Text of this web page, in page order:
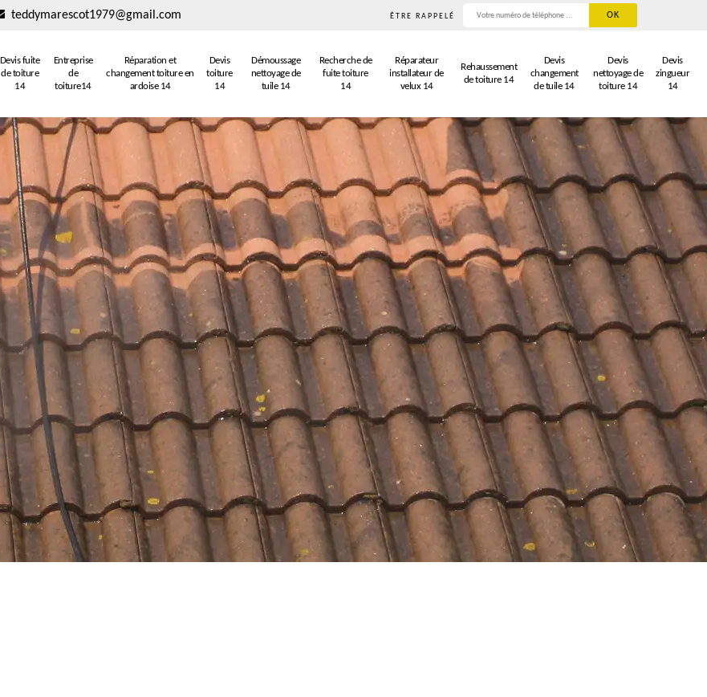
teddymarescot1979@gmail.com ÊTRE RAPPELÉ
Devis fuite
de toiture
14
Entreprise
de
toiture14
Réparation et
changement toiture en
ardoise 14
Devis
toiture
14
Démoussage
nettoyage de
tuile 14
Recherche de
fuite toiture
14
Réparateur
installateur de
velux 14
Rehaussement
de toiture 14
Devis
changement
de tuile 14
Devis
nettoyage de
toiture 14
Devis
zingueur
14